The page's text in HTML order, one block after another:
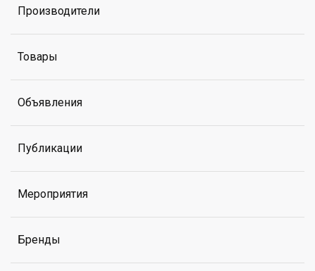
Производители
Товары
Объявления
Публикации
Мероприятия
Бренды